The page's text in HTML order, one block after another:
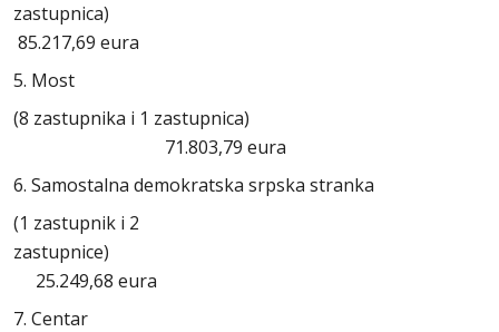
zastupnica)
85.217,69 eura
5. Most
(8 zastupnika i 1 zastupnica)
71.803,79 eura
6. Samostalna demokratska srpska stranka
(1 zastupnik i 2
zastupnice)
25.249,68 eura
7. Centar